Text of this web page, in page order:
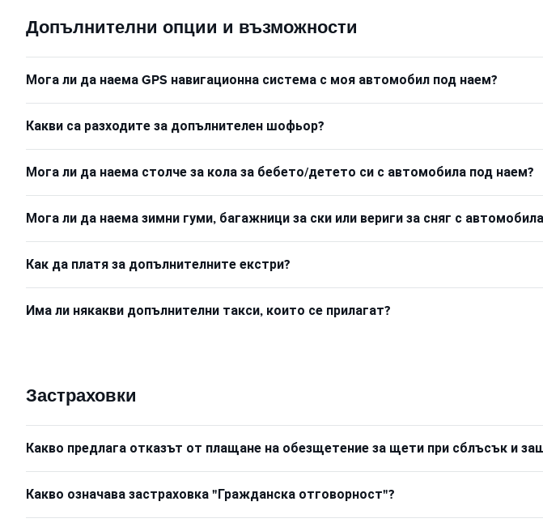
Допълнителни опции и възможности
Мога ли да наема GPS навигационна система с моя автомобил под наем?
Какви са разходите за допълнителен шофьор?
Мога ли да наема столче за кола за бебето/детето си с автомобила под наем?
Мога ли да наема зимни гуми, багажници за ски или вериги за сняг с
Как да платя за допълнителните екстри?
Има ли някакви допълнителни такси, които се прилагат?
Застраховки
Какво предлага отказът от плащане на обезщетение за щети при сблъсък и
Какво означава застраховка "Гражданска отговорност"?